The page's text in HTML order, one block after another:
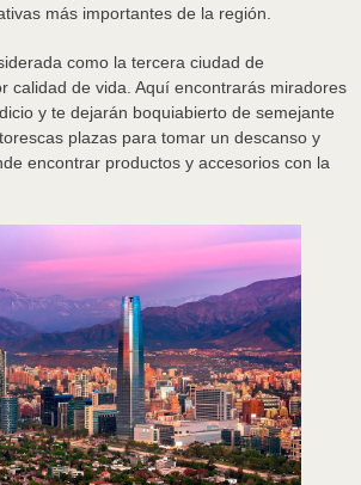
más importantes de la región.
como la tercera ciudad de
calidad de vida. Aquí encontrarás miradores
y te dejarán boquiabierto de semejante
plazas para tomar un descanso y
encontrar productos y accesorios con la